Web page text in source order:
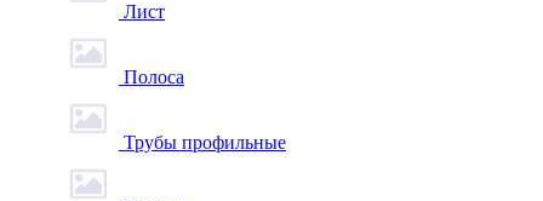
Лист
Полоса
Трубы профильные